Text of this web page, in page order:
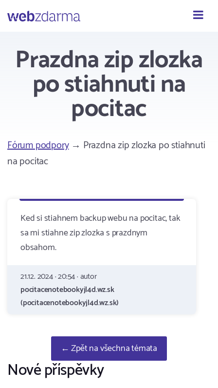
Webzdarma
Prazdna zip zlozka
po stiahnuti na
pocitac
Fórum podpory→ Prazdna zip zlozka po stiahnuti
na pocitac
Ked si stiahnem backup webu na pocitac, tak
sa mi stiahne zip zlozka s prazdnym
obsahom.
21.12. 2024 · 20:54 · autor
pocitacenotebookyjl4d.wz.sk
(pocitacenotebookyjl4d.wz.sk)
← Zpět na všechna témata
Nové příspěvky